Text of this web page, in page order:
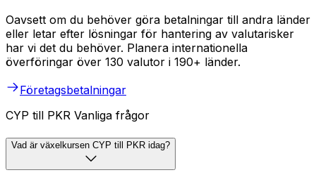
Oavsett om du behöver göra betalningar till andra länder
eller letar efter lösningar för hantering av valutarisker
har vi det du behöver. Planera internationella
överföringar över 130 valutor i 190+ länder.
Företagsbetalningar
CYP till PKR Vanliga frågor
Vad är växelkursen CYP till PKR idag?